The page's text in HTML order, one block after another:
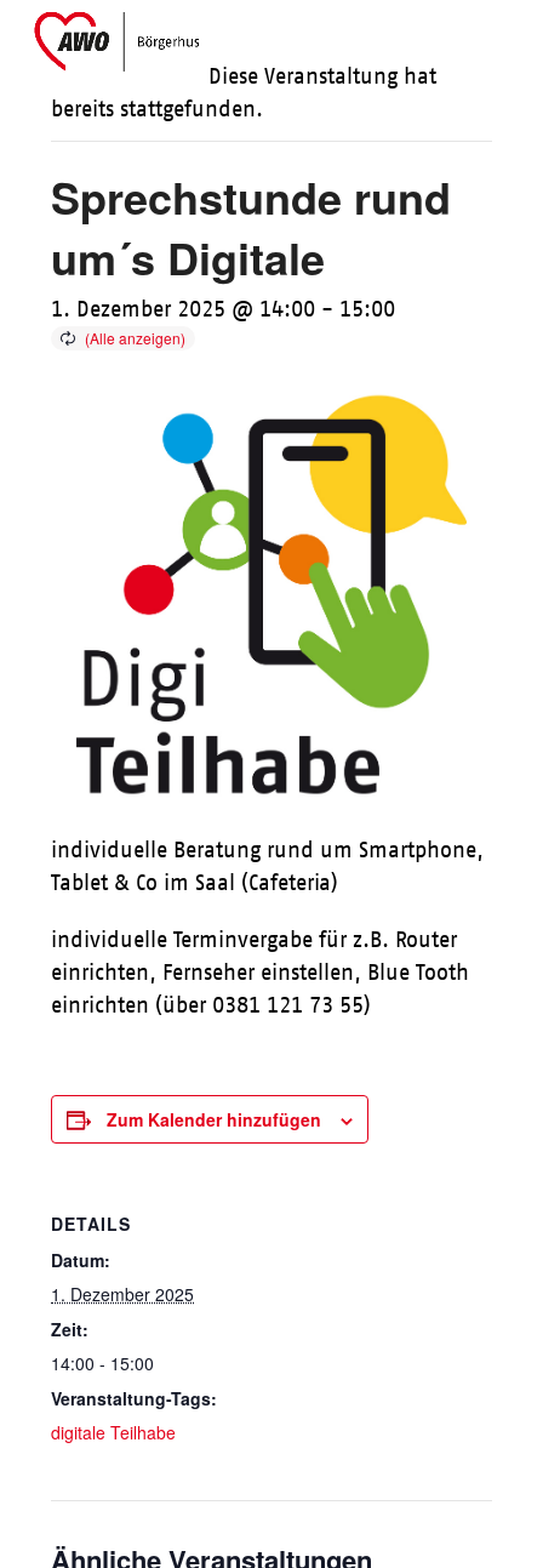
SkipOpen
mobile
Close
mobile
Diese Veranstaltung hat
bereits stattgefunden.
Sprechstunde rund
um´s Digitale
1. Dezember 2025 @ 14:00 - 15:00
individuelle Beratung rund um Smartphone,
Tablet & Co im Saal (Cafeteria)
individuelle Terminvergabe für z.B. Router
einrichten, Fernseher einstellen, Blue Tooth
einrichten (über 0381 121 73 55)
Zum Kalender hinzufügen
DETAILS
Datum:
1. Dezember 2025
Zeit:
14:00 - 15:00
Veranstaltung-Tags:
digitale Teilhabe
Ähnliche Veranstaltungen